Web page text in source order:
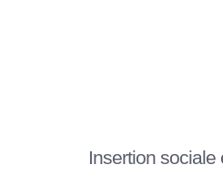
Insertion